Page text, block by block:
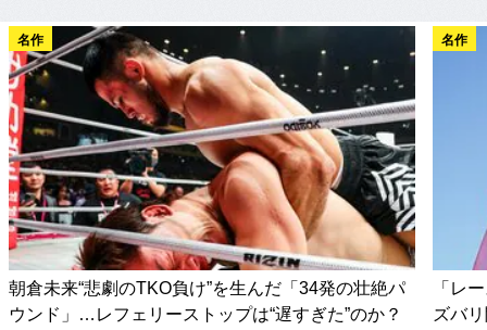
名作
朝倉未来“悲劇のTKO負け”を生んだ「34発の壮絶パ
ウンド」…レフェリーストップは“遅すぎた”のか？
名作
「レ
ズバ